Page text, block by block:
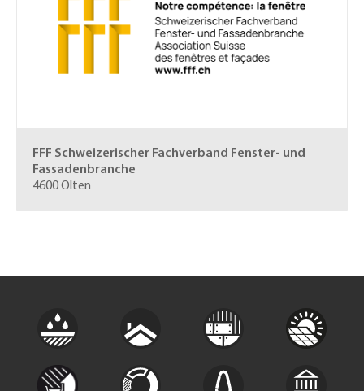
FFF Schweizerischer Fachverband Fenster- und
Fassadenbranche
4600 Olten